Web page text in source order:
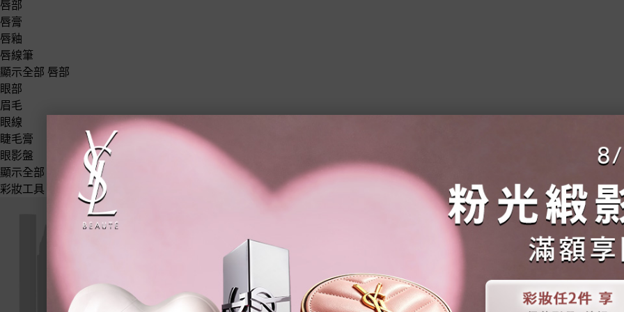
唇部
唇膏
唇釉
唇線筆
顯示全部 唇部
眼部
眉毛
眼線
睫毛膏
眼影盤
顯示全部 眼部
彩妝工具